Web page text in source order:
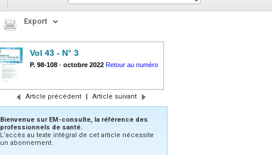
Export
Vol 43 - N° 3
P. 98-108 - octobre 2022 Retour au numéro
Article précédent | Article suivant
Bienvenue sur EM-consulte, la référence des
professionnels de santé.
L’accès au texte intégral de cet article nécessite
un abonnement.